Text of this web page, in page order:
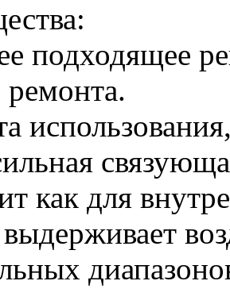
подходящее
ремонта.
как для